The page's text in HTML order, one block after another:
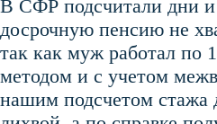
В СФР подсчитали дни и
досрочную пенсию не
так как муж работал по
методом и с учетом
нашим подсчетом стажа